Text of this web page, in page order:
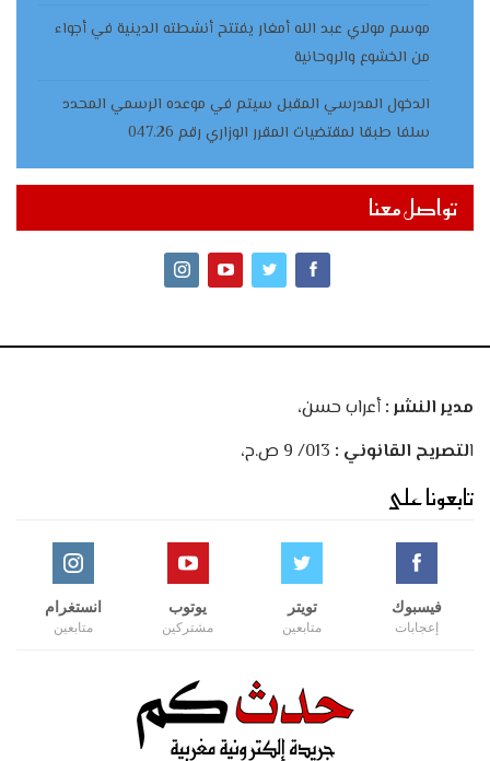
موسم مولاي عبد الله أمغار يفتتح أنشطته الدينية في أجواء
من الخشوع والروحانية
الدخول المدرسي المقبل سیتم في موعده الرسمي المحدد
سلفا طبقا لمقتضیات المقرر الوزاري رقم 047.26
تواصل معنا
مدير النشر :أعراب حسن،
التصريح القانوني :
تابعونا على
فيسبوك
إعجابات
تويتر
متابعين
يوتوب
مشتركين
انستغرام
متابعين